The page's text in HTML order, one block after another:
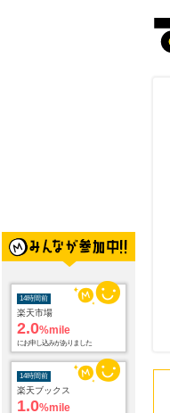
楽天市場
2.0%mile
にお申し込みがありました
楽天ブックス
1.0%mile
にお申し込みがありました